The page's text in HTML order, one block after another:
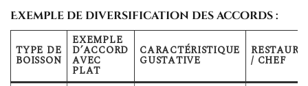
Exemple de diversification des accords :
TYPE DE
BOISSON
EXEMPLE
D’ACCORD
AVEC
PLAT
CARACTÉRISTIQUE
GUSTATIVE / CHEF